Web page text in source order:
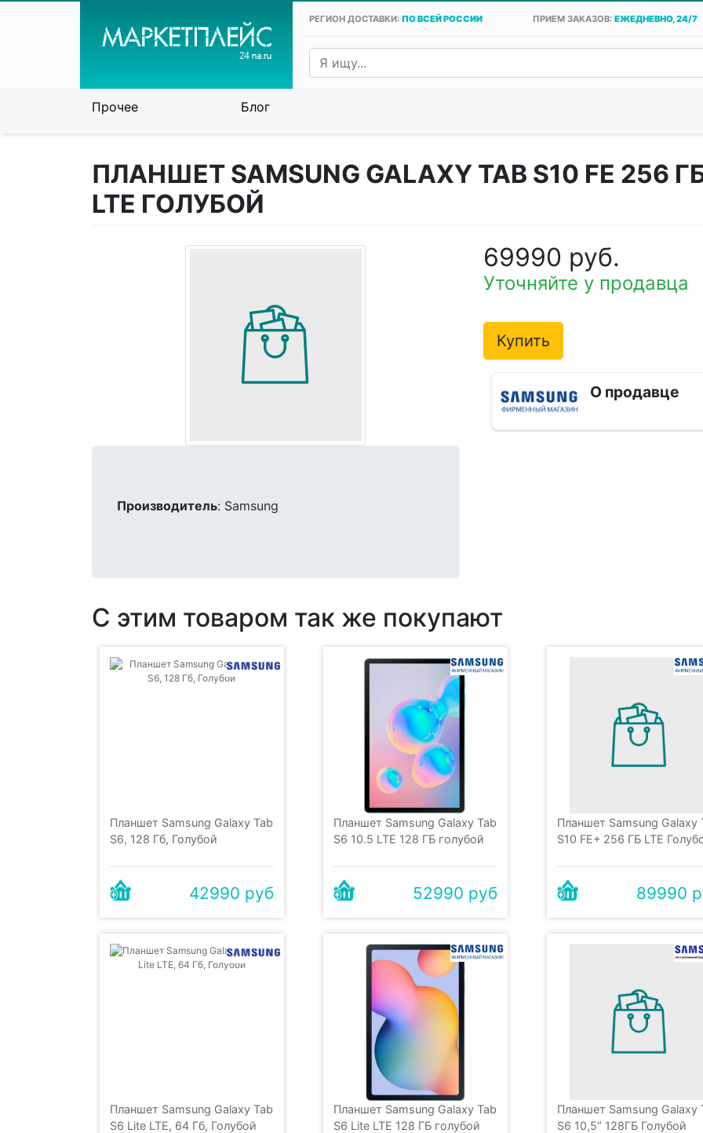
РЕГИОН ДОСТАВКИ: ПО ВСЕЙ РОССИИ ПРИЕМ ЗАКАЗОВ: ЕЖЕДНЕВНО, 24/7
Прочее Блог
ПЛАНШЕТ SAMSUNG GALAXY TAB S10 FE 256
LTE ГОЛУБОЙ
Производитель: Samsung
69990 руб.
Уточняйте у продавца
Купить
О продавце
С этим товаром так же покупают
Планшет Samsung Galaxy Tab
S6, 128 Гб, Голубой
42990 руб
Планшет Samsung Galaxy Tab
S6 10.5 LTE 128 ГБ голубой
52990 руб
Планшет Samsung Galaxy
S10 FE+ 256 ГБ LTE
89990
Планшет Samsung Galaxy Tab
S6 Lite LTE, 64 Гб, Голубой
Планшет Samsung Galaxy Tab
S6 Lite LTE 128 ГБ голубой
Планшет Samsung Galaxy
S6 10,5″ 128ГБ Голубой